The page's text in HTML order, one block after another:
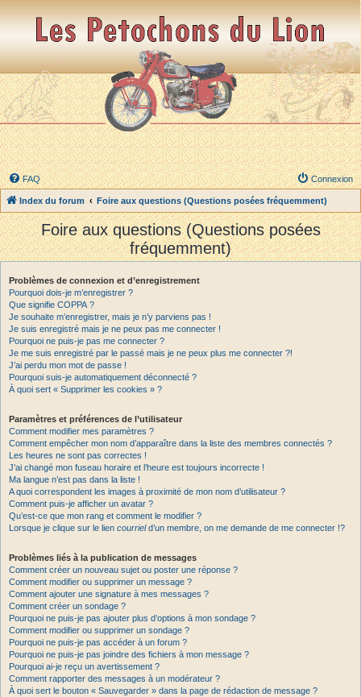
FAQ Connexion
Index du forum Foire aux questions (Questions posées fréquemment)
Foire aux questions (Questions posées
fréquemment)
Problèmes de connexion et d’enregistrement
Pourquoi dois-je m’enregistrer ?
Que signifie COPPA ?
Je souhaite m’enregistrer, mais je n’y parviens pas !
Je suis enregistré mais je ne peux pas me connecter !
Pourquoi ne puis-je pas me connecter ?
Je me suis enregistré par le passé mais je ne peux plus me connecter ?!
J’ai perdu mon mot de passe !
Pourquoi suis-je automatiquement déconnecté ?
À quoi sert « Supprimer les cookies » ?
Paramètres et préférences de l’utilisateur
Comment modifier mes paramètres ?
Comment empêcher mon nom d’apparaître dans la liste des membres connectés ?
Les heures ne sont pas correctes !
J’ai changé mon fuseau horaire et l’heure est toujours incorrecte !
Ma langue n’est pas dans la liste !
A quoi correspondent les images à proximité de mon nom d’utilisateur ?
Comment puis-je afficher un avatar ?
Qu’est-ce que mon rang et comment le modifier ?
Lorsque je clique sur le lien courrield’un membre, on me demande de me connecter !?
Problèmes liés à la publication de messages
Comment créer un nouveau sujet ou poster une réponse ?
Comment modifier ou supprimer un message ?
Comment ajouter une signature à mes messages ?
Comment créer un sondage ?
Pourquoi ne puis-je pas ajouter plus d’options à mon sondage ?
Comment modifier ou supprimer un sondage ?
Pourquoi ne puis-je pas accéder à un forum ?
Pourquoi ne puis-je pas joindre des fichiers à mon message ?
Pourquoi ai-je reçu un avertissement ?
Comment rapporter des messages à un modérateur ?
À quoi sert le bouton « Sauvegarder » dans la page de rédaction de message ?